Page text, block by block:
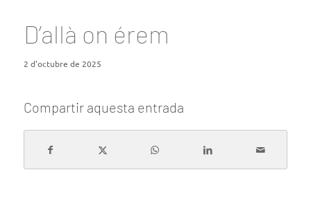
D’allà on érem
2 d'octubre de 2025
Compartir aquesta entrada